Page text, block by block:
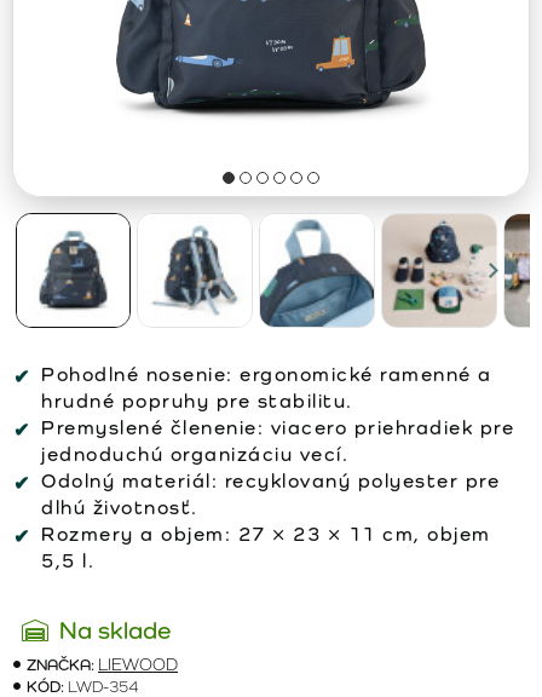
Pohodlné nosenie: ergonomické ramenné a
hrudné popruhy pre stabilitu.
Premyslené členenie: viacero priehradiek pre
jednoduchú organizáciu vecí.
Odolný materiál: recyklovaný polyester pre
dlhú životnosť.
Rozmery a objem: 27 × 23 × 11 cm, objem
5,5 l.
Na sklade
ZNAČKA: LIEWOOD
KÓD: LWD-354